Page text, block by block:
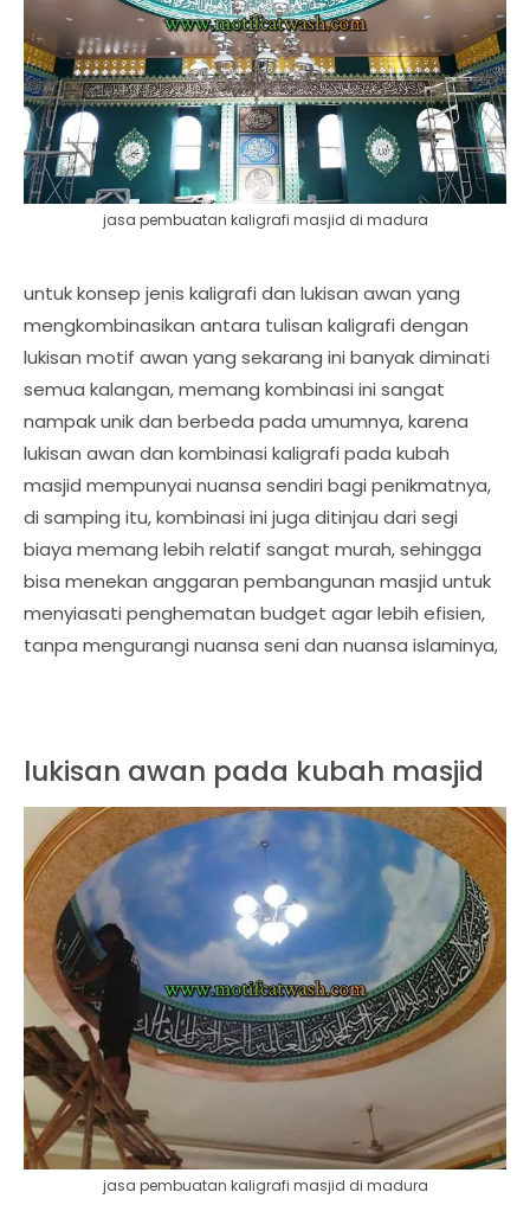
jasa pembuatan kaligrafi masjid di madura
untuk konsep jenis kaligrafi dan lukisan awan yang
mengkombinasikan antara tulisan kaligrafi dengan
lukisan motif awan yang sekarang ini banyak diminati
semua kalangan, memang kombinasi ini sangat
nampak unik dan berbeda pada umumnya, karena
lukisan awan dan kombinasi kaligrafi pada kubah
masjid mempunyai nuansa sendiri bagi penikmatnya,
di samping itu, kombinasi ini juga ditinjau dari segi
biaya memang lebih relatif sangat murah, sehingga
bisa menekan anggaran pembangunan masjid untuk
menyiasati penghematan budget agar lebih efisien,
tanpa mengurangi nuansa seni dan nuansa islaminya,
lukisan awan pada kubah masjid
jasa pembuatan kaligrafi masjid di madura